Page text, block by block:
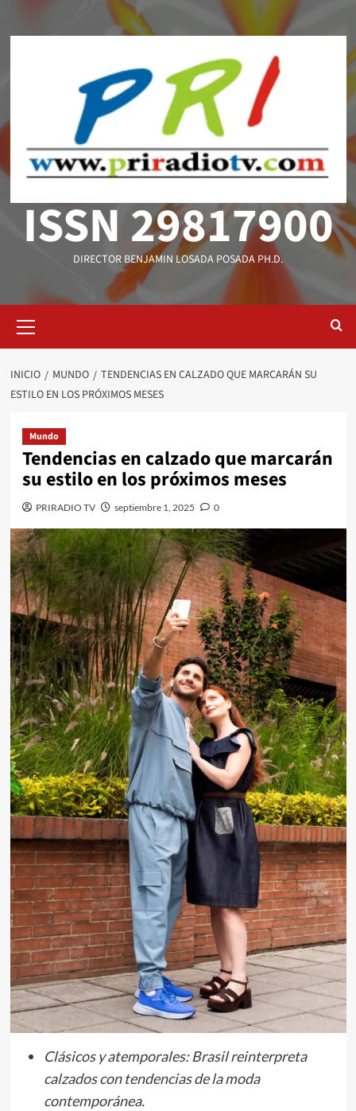
ISSN 29817900
DIRECTOR BENJAMIN LOSADA POSADA PH.D.
primario
INICIO MUNDO
TENDENCIAS EN CALZADO QUE MARCARÁN SU
ESTILO EN LOS PRÓXIMOS MESES
Mundo
Tendencias en calzado que marcarán
su estilo en los próximos meses
PRIRADIO TV septiembre 1, 2025 0
Clásicos y atemporales: Brasil reinterpreta
calzados con tendencias de la moda
contemporánea.